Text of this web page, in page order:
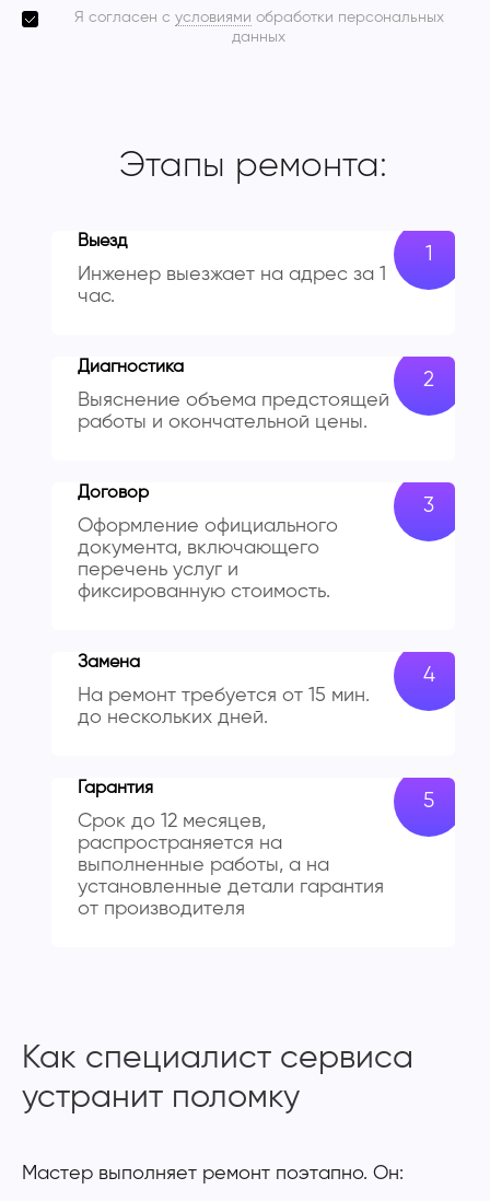
Я согласен с условиями обработки персональных
данных
Этапы ремонта:
Выезд
Инженер выезжает на адрес за 1
час.
Диагностика
Выяснение объема предстоящей
работы и окончательной цены.
Договор
Оформление официального
документа, включающего
перечень услуг и
фиксированную стоимость.
Замена
На ремонт требуется от 15 мин.
до нескольких дней.
Гарантия
Срок до 12 месяцев,
распространяется на
выполненные работы, а на
установленные детали гарантия
от производителя
Как специалист сервиса
устранит поломку
Мастер выполняет ремонт поэтапно. Он: